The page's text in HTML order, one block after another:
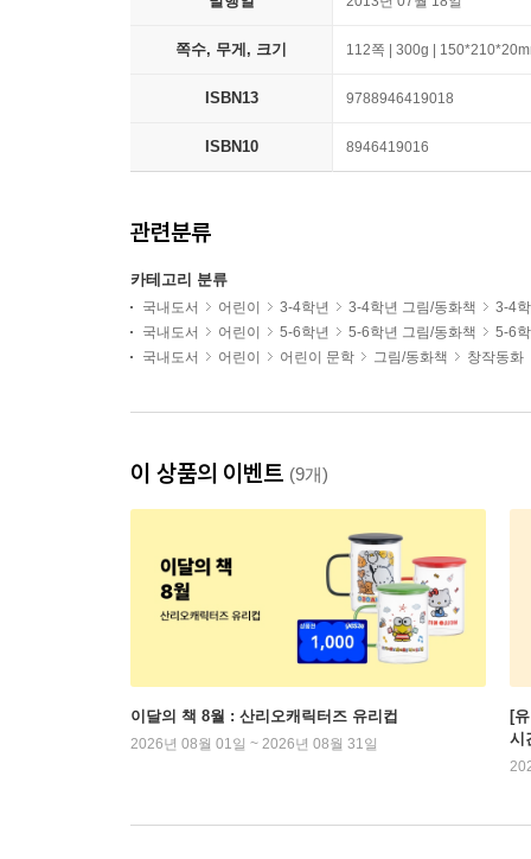
쪽수, 무게, 크기 112쪽 | 300g |
ISBN13 9788946419018
ISBN10 8946419016
관련분류
카테고리 분류
국내도서 어린이 3-4학년 3-4학년 그림/동화책
3-4
국내도서
어린이 5-6학년 5-6학년 그림/동화책
5-6
국내도서
어린이 어린이 문학 그림/동화책 창작동화
이 상품의 이벤트 (9개)
이달의 책 8월 : 산리오캐릭터즈 유리컵
2026년 08월 01일 ~ 2026년 08월 31일
[
시